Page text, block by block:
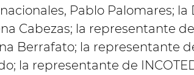
Pablo Palomares;
Cabezas; la representante
Berrafato; la representante
la representante de